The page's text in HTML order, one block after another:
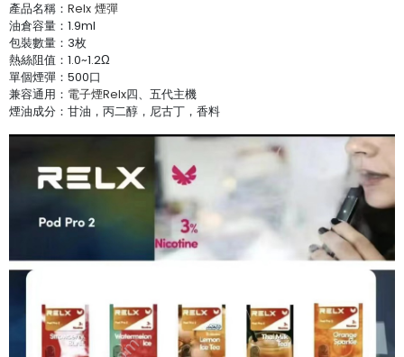
產品名稱： Relx 煙彈
油倉容量：1.9ml
包裝數量：3枚
熱絲阻值：1.0~1.2Ω
單個煙彈：500口
兼容通用： 電子煙Relx四、五代主機
煙油成分：甘油，丙二醇，尼古丁，香料